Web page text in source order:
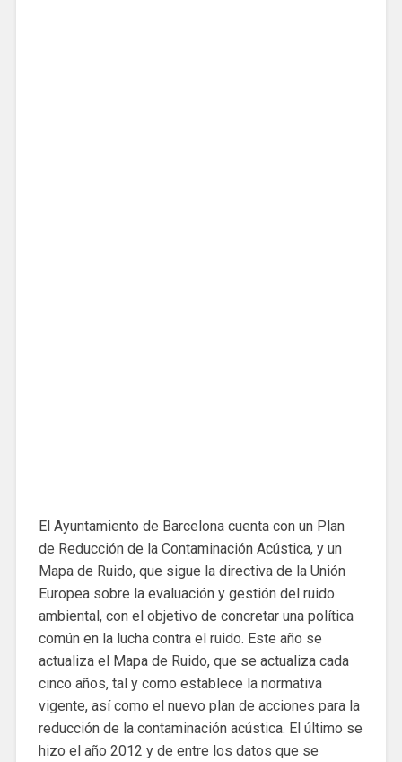
El Ayuntamiento de Barcelona cuenta con un Plan
de Reducción de la Contaminación Acústica, y un
Mapa de Ruido, que sigue la directiva de la Unión
Europea sobre la evaluación y gestión del ruido
ambiental, con el objetivo de concretar una política
común en la lucha contra el ruido. Este año se
actualiza el Mapa de Ruido, que se actualiza cada
cinco años, tal y como establece la normativa
vigente, así como el nuevo plan de acciones para la
reducción de la contaminación acústica. El último se
hizo el año 2012 y de entre los datos que se